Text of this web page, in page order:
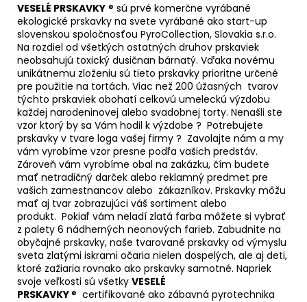
VESELÉ PRSKAVKY ® sú prvé komerčne vyrábané
ekologické prskavky na svete vyrábané ako start-up
slovenskou spoločnosťou PyroCollection, Slovakia s.r.o.
Na rozdiel od všetkých ostatných druhov prskaviek
neobsahujú toxický dusičnan bárnatý. Vďaka novému
unikátnemu zloženiu sú tieto prskavky prioritne určené
pre použitie na tortách. Viac než 200 úžasných tvarov
týchto prskaviek obohatí celkovú umeleckú výzdobu
každej narodeninovej alebo svadobnej torty. Nenašli ste
vzor ktorý by sa Vám hodil k výzdobe ? Potrebujete
prskavky v tvare loga vašej firmy ? Zavolajte nám a my
vám vyrobíme vzor presne podľa vašich predstáv.
Zároveň vám vyrobíme obal na zakázku, čím budete
mať netradičný darček alebo reklamný predmet pre
vašich zamestnancov alebo zákazníkov. Prskavky môžu
mať aj tvar zobrazujúci váš sortiment alebo
produkt. Pokiaľ vám neladí zlatá farba môžete si vybrať
z palety 6 nádherných neonových farieb. Zabudnite na
obyčajné prskavky, naše tvarované prskavky od výmyslu
sveta zlatými iskrami očaria nielen dospelých, ale aj deti,
ktoré zažiaria rovnako ako prskavky samotné. Napriek
svoje veľkosti sú všetky VESELÉ
PRSKAVKY® certifikované ako zábavná pyrotechnika